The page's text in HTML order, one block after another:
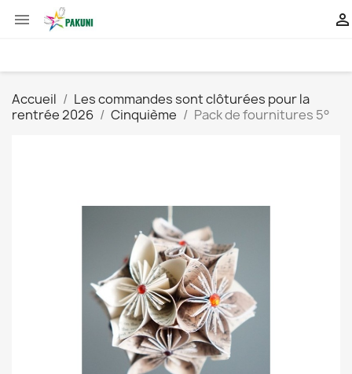
 
Accueil
Les commandes sont clôturées pour la
rentrée 2026
Cinquième Pack de fournitures 5°